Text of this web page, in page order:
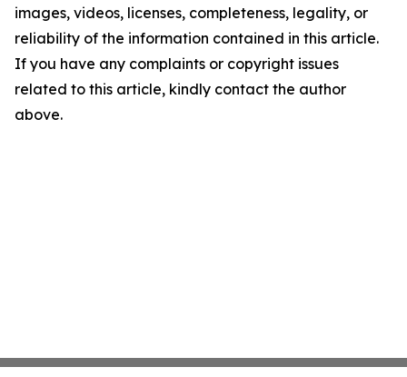
images, videos, licenses, completeness, legality, or
reliability of the information contained in this article.
If you have any complaints or copyright issues
related to this article, kindly contact the author
above.